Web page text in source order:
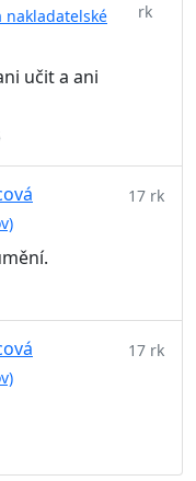
nakladatelské
rk
učit a ani
17 rk
17 rk